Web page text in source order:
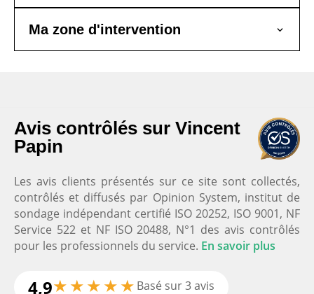
Ma zone d'intervention
5.0
Basé sur26avis
Voir tous les avis
Vincent est un coach à domicile
Avis contrôlés sur Vincent
Papin
Les avis clients présentés sur ce site sont collectés,
contrôlés et diffusés par Opinion System, institut de
sondage indépendant certifié ISO 20252, ISO 9001, NF
Service 522 et NF ISO 20488, N°1 des avis contrôlés
pour les professionnels du service. En savoir plus
4,9★★★★★ Basé sur 3 avis